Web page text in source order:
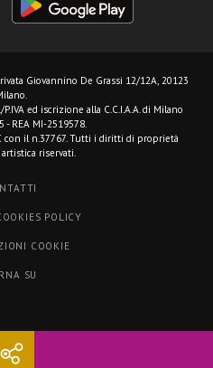
Giovannino De Grassi 12/12A, 20123
ed iscrizione alla C.C.I.A.A. di Milano
- REA MI-2519578.
con il n.37767. Tutti i diritti di proprietà
riservati.
POLICY
COOKIE
SU